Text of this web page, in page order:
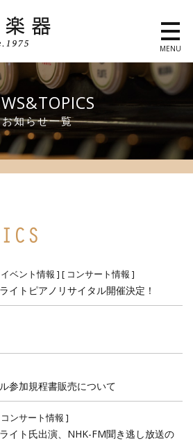
MENU
お知らせ一覧
イベント情報 ] [ コンサート情報 ]
イトピアノリサイタル開催決定！
参加規程書販売について
コンサート情報 ]
イト氏出演、NHK-FM聞き逃し放送の